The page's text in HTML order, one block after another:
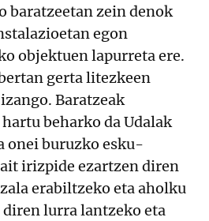
baratzeetan zein denok
egon
objektuen lapurreta ere.
gerta litezkeen
Baratzeak
beharko da Udalak
onei buruzko esku-
irizpide ezartzen diren
erabiltzeko eta aholku
lurra lantzeko eta